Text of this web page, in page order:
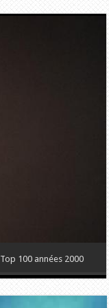
Top 100 années 2000